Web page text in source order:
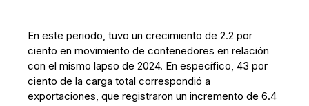
En este periodo, tuvo un crecimiento de 2.2 por
ciento en movimiento de contenedores en relación
con el mismo lapso de 2024. En específico, 43 por
ciento de la carga total correspondió a
exportaciones, que registraron un incremento de 6.4